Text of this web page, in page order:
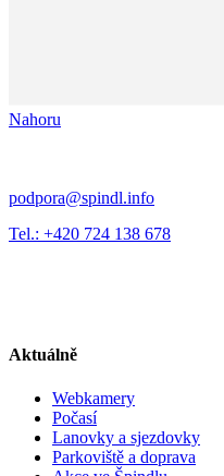
Nahoru
podpora@spindl.info
Tel.: +420 724 138 678
Aktuálně
Webkamery
Počasí
Lanovky a sjezdovky
Parkoviště a doprava